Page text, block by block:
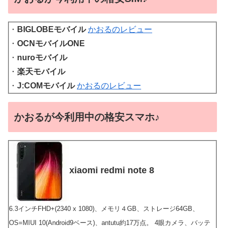
・ BIGLOBEモバイル かおるのレビュー
・ OCNモバイルONE
・ nuroモバイル
・ 楽天モバイル
・ J:COMモバイル かおるのレビュー
かおるが今利用中の格安スマホ♪
xiaomi redmi note 8
6.3インチFHD+(2340 x 1080)、メモリ４GB、ストレージ64GB、
OS=MIUI 10(Android9ベース)、antutu約17万点。 4眼カメラ、バッテ